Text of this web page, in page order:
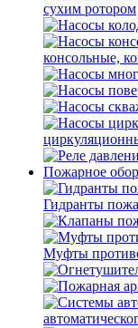
сухим ротором
консольные,
Пожарное
Гидранты
Муфты